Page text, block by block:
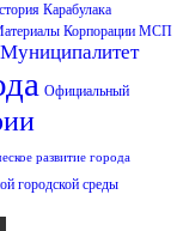
Карабулака
Корпорации МСП
Муниципалитет
Официальный
развитие города
городской среды